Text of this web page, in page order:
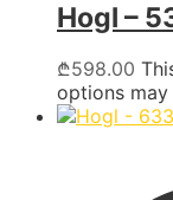
Hogl –
₾598.00
options